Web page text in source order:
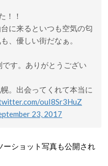
！！
に来るといつも空気の匂
、優しい街だなぁ。
す。ありがとうござい
。出会ってくれて本当に
ouI8Sr3HuZ
23, 2017
ショット写真も公開され